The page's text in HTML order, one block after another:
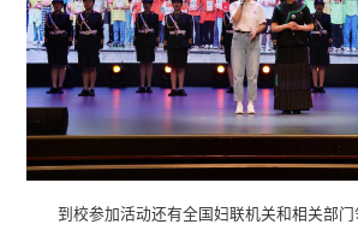
到校参加活动还有全国妇联机关和相关部